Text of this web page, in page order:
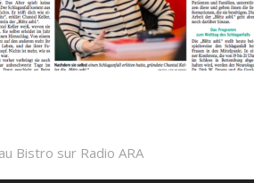
Bistro sur Radio ARA